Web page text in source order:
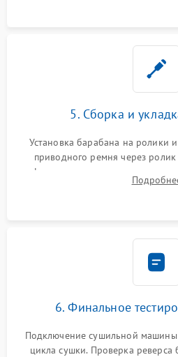
5. Сборка и
Установка барабана на ролики
приводного ремня через
фиксация всех узлов,
модулю управления. Монтаж
6. Финальное
Подключение сушильной машины
цикла сушки. Проверка реверса